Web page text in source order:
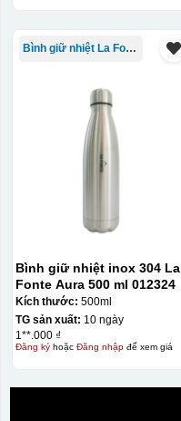
Bình giữ nhiệt La Fonte
Bình giữ nhiệt inox 304 La
Fonte Aura 500 ml 012324
Kích thước: 500ml
TG sản xuất: 10 ngày
1**.000 ₫
Đăng kýhoặc Đăng nhậpđể xem giá